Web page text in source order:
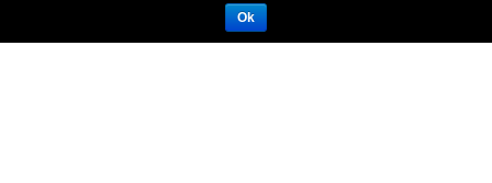
- VAT 948204612, 22 East cheap, EC3M 1EU, LONDON (UK)
Cookie Policy|Privacy Policy|Condizioni Generali del
Ok